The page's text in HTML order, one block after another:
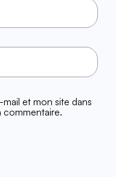
et mon site dans
commentaire.